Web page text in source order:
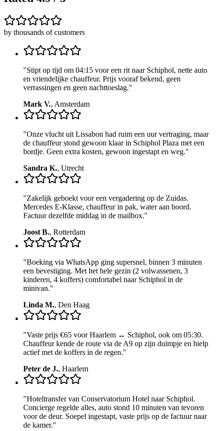
by thousands of customers
"Stipt op tijd om 04:15 voor een rit naar Schiphol, nette auto
en vriendelijke chauffeur. Prijs vooraf bekend, geen
verrassingen en geen nachttoeslag."
Mark V., Amsterdam
"Onze vlucht uit Lissabon had ruim een uur vertraging, maar
de chauffeur stond gewoon klaar in Schiphol Plaza met een
bordje. Geen extra kosten, gewoon ingestapt en weg."
Sandra K., Utrecht
"Zakelijk geboekt voor een vergadering op de Zuidas.
Mercedes E-Klasse, chauffeur in pak, water aan boord.
Factuur dezelfde middag in de mailbox."
Joost B., Rotterdam
"Boeking via WhatsApp ging supersnel, binnen 3 minuten
een bevestiging. Met het hele gezin (2 volwassenen, 3
kinderen, 4 koffers) comfortabel naar Schiphol in de
minivan."
Linda M., Den Haag
"Vaste prijs €65 voor Haarlem ↔ Schiphol, ook om 05:30.
Chauffeur kende de route via de A9 op zijn duimpje en hielp
actief met de koffers in de regen."
Peter de J., Haarlem
"Hoteltransfer van Conservatorium Hotel naar Schiphol.
Concierge regelde alles, auto stond 10 minuten van tevoren
voor de deur. Soepel ingestapt, vaste prijs op de factuur naar
de kamer."